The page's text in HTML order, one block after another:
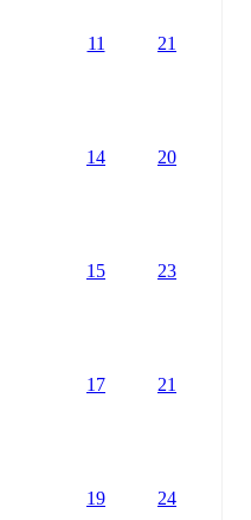
11 21
14 20
15 23
17 21
19 24